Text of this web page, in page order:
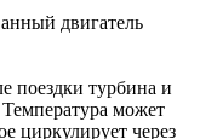
двигатель
поездки турбина и
может
циркулирует через